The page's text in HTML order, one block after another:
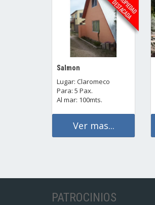
Salmon
Lugar: Claromeco
Para: 5 Pax.
Al mar: 100mts.
Ver mas...
PATROCINIOS